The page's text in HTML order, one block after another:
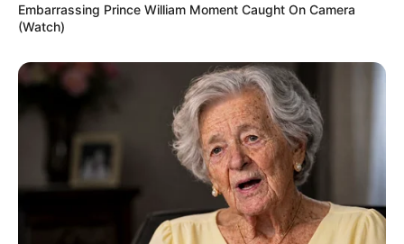
Embarrassing Prince William Moment Caught On Camera
(Watch)